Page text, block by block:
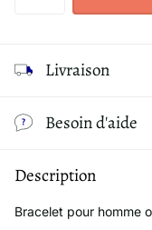
Livraison
Besoin d'aide
Description
Bracelet pour homme